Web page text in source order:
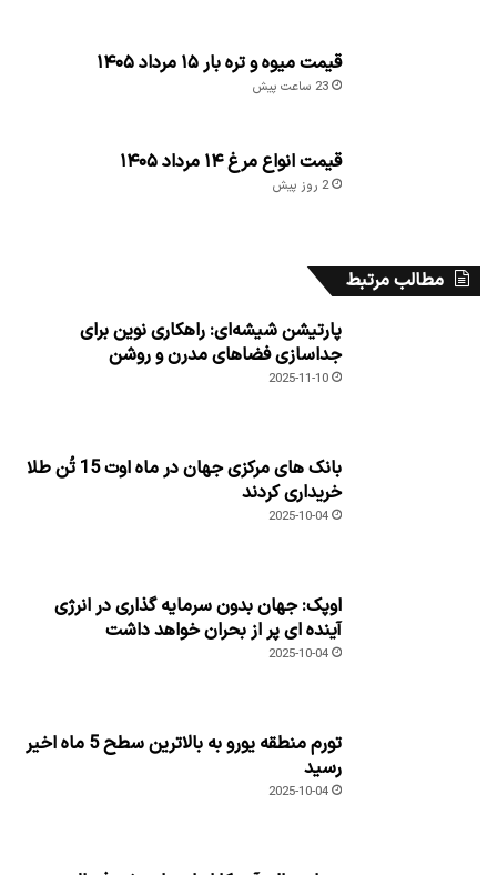
2 روز پیش
پارتیشن شیشه‌ای: راهکاری نوین برای
خریداری کردند
2025-10-04
اوپک: جهان بدون سرمایه گذاری در انرژی
آینده ای پر از بحران خواهد داشت
2025-10-04
تورم منطقه یورو به بالاترین سطح 5 ماه اخیر
رسید
2025-10-04
دیوان عالی آمریکا اجازه داد عضو فدرال رزرو
فعلاً در سمت خود بماند
2025-10-04